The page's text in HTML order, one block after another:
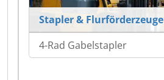
Stapler & Flurförderzeuge
4-Rad Gabelstapler